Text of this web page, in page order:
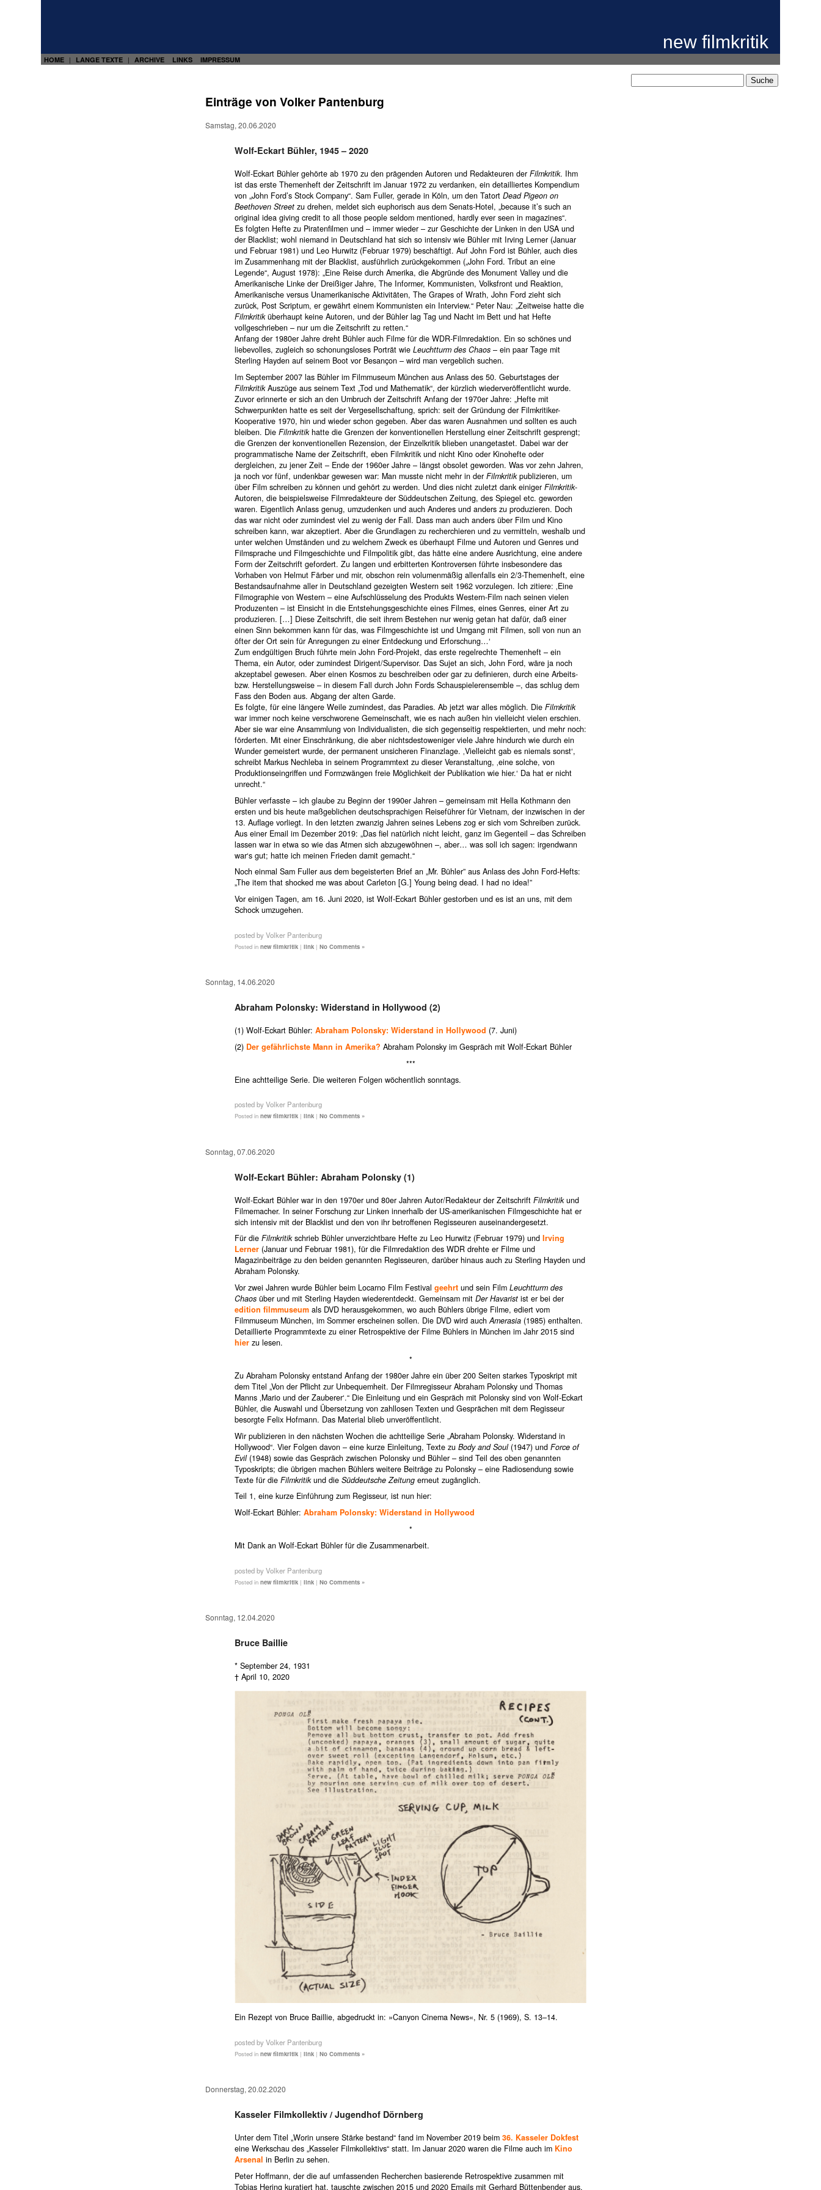
new filmkritik
HOME | LANGE TEXTE | ARCHIVE LINKS IMPRESSUM
Einträge von Volker Pantenburg
Samstag, 20.06.2020
Wolf-Eckart Bühler, 1945 – 2020
Wolf-Eckart Bühler gehörte ab 1970 zu den prägenden Autoren und Redakteuren der Filmkritik. Ihm
ist das erste Themenheft der Zeitschrift im Januar 1972 zu verdanken, ein detailliertes Kompendium
von „John Ford’s Stock Company“. Sam Fuller, gerade in Köln, um den Tatort Dead Pigeon on
Beethoven Street zu drehen, meldet sich euphorisch aus dem Senats-Hotel, „because it’s such an
original idea giving credit to all those people seldom mentioned, hardly ever seen in magazines“.
Es folgten Hefte zu Piratenfilmen und – immer wieder – zur Geschichte der Linken in den USA und
der Blacklist; wohl niemand in Deutschland hat sich so intensiv wie Bühler mit Irving Lerner (Januar
und Februar 1981) und Leo Hurwitz (Februar 1979) beschäftigt. Auf John Ford ist Bühler, auch dies
im Zusammenhang mit der Blacklist, ausführlich zurückgekommen („John Ford. Tribut an eine
Legende“, August 1978): „Eine Reise durch Amerika, die Abgründe des Monument Valley und die
Amerikanische Linke der Dreißiger Jahre, The Informer, Kommunisten, Volksfront und Reaktion,
Amerikanische versus Unamerikanische Aktivitäten, The Grapes of Wrath, John Ford zieht sich
zurück, Post Scriptum, er gewährt einem Kommunisten ein Interview.“ Peter Nau: „Zeitweise hatte die
Filmkritiküberhaupt keine Autoren, und der Bühler lag Tag und Nacht im Bett und hat Hefte
vollgeschrieben – nur um die Zeitschrift zu retten.“
Anfang der 1980er Jahre dreht Bühler auch Filme für die WDR-Filmredaktion. Ein so schönes und
liebevolles, zugleich so schonungsloses Porträt wie Leuchtturm des Chaos – ein paar Tage mit
Sterling Hayden auf seinem Boot vor Besançon – wird man vergeblich suchen.
Im September 2007 las Bühler im Filmmuseum München aus Anlass des 50. Geburtstages der
FilmkritikAuszüge aus seinem Text „Tod und Mathematik“, der kürzlich wiederveröffentlicht wurde.
Zuvor erinnerte er sich an den Umbruch der Zeitschrift Anfang der 1970er Jahre: „Hefte mit
Schwerpunkten hatte es seit der Vergesellschaftung, sprich: seit der Gründung der Filmkritiker-
Kooperative 1970, hin und wieder schon gegeben. Aber das waren Ausnahmen und sollten es auch
bleiben. Die Filmkritikhatte die Grenzen der konventionellen Herstellung einer Zeitschrift gesprengt;
die Grenzen der konventionellen Rezension, der Einzelkritik blieben unangetastet. Dabei war der
programmatische Name der Zeitschrift, eben Filmkritik und nicht Kino oder Kinohefte oder
dergleichen, zu jener Zeit – Ende der 1960er Jahre – längst obsolet geworden. Was vor zehn Jahren,
ja noch vor fünf, undenkbar gewesen war: Man musste nicht mehr in der Filmkritikpublizieren, um
über Film schreiben zu können und gehört zu werden. Und dies nicht zuletzt dank einiger Filmkritik-
Autoren, die beispielsweise Filmredakteure der Süddeutschen Zeitung, des Spiegel etc. geworden
waren. Eigentlich Anlass genug, umzudenken und auch Anderes und anders zu produzieren. Doch
das war nicht oder zumindest viel zu wenig der Fall. Dass man auch anders über Film und Kino
schreiben kann, war akzeptiert. Aber die Grundlagen zu recherchieren und zu vermitteln, weshalb und
unter welchen Umständen und zu welchem Zweck es überhaupt Filme und Autoren und Genres und
Filmsprache und Filmgeschichte und Filmpolitik gibt, das hätte eine andere Ausrichtung, eine andere
Form der Zeitschrift gefordert. Zu langen und erbitterten Kontroversen führte insbesondere das
Vorhaben von Helmut Färber und mir, obschon rein volumenmäßig allenfalls ein 2/3-Themenheft, eine
Bestandsaufnahme aller in Deutschland gezeigten Western seit 1962 vorzulegen. Ich zitiere: ‚Eine
Filmographie von Western – eine Aufschlüsselung des Produkts Western-Film nach seinen vielen
Produzenten – ist Einsicht in die Entstehungsgeschichte eines Filmes, eines Genres, einer Art zu
produzieren. […] Diese Zeitschrift, die seit ihrem Bestehen nur wenig getan hat dafür, daß einer
einen Sinn bekommen kann für das, was Filmgeschichte ist und Umgang mit Filmen, soll von nun an
öfter der Ort sein für Anregungen zu einer Entdeckung und Erforschung…‘
Zum endgültigen Bruch führte mein John Ford-Projekt, das erste regelrechte Themenheft – ein
Thema, ein Autor, oder zumindest Dirigent/Supervisor. Das Sujet an sich, John Ford, wäre ja noch
akzeptabel gewesen. Aber einen Kosmos zu beschreiben oder gar zu definieren, durch eine Arbeits-
bzw. Herstellungsweise – in diesem Fall durch John Fords Schauspielerensemble –, das schlug dem
Fass den Boden aus. Abgang der alten Garde.
Es folgte, für eine längere Weile zumindest, das Paradies. Ab jetzt war alles möglich. Die Filmkritik
war immer noch keine verschworene Gemeinschaft, wie es nach außen hin vielleicht vielen erschien.
Aber sie war eine Ansammlung von Individualisten, die sich gegenseitig respektierten, und mehr noch:
förderten. Mit einer Einschränkung, die aber nichtsdestoweniger viele Jahre hindurch wie durch ein
Wunder gemeistert wurde, der permanent unsicheren Finanzlage. ‚Vielleicht gab es niemals sonst‘,
schreibt Markus Nechleba in seinem Programmtext zu dieser Veranstaltung, ‚eine solche, von
Produktionseingriffen und Formzwängen freie Möglichkeit der Publikation wie hier.‘ Da hat er nicht
unrecht.“
Bühler verfasste – ich glaube zu Beginn der 1990er Jahren – gemeinsam mit Hella Kothmann den
ersten und bis heute maßgeblichen deutschsprachigen Reiseführer für Vietnam, der inzwischen in der
13. Auflage vorliegt. In den letzten zwanzig Jahren seines Lebens zog er sich vom Schreiben zurück.
Aus einer Email im Dezember 2019: „Das fiel natürlich nicht leicht, ganz im Gegenteil – das Schreiben
lassen war in etwa so wie das Atmen sich abzugewöhnen –, aber… was soll ich sagen: irgendwann
war‘s gut; hatte ich meinen Frieden damit gemacht.“
Noch einmal Sam Fuller aus dem begeisterten Brief an „Mr. Bühler” aus Anlass des John Ford-Hefts:
„The item that shocked me was about Carleton [G.] Young being dead. I had no idea!”
Vor einigen Tagen, am 16. Juni 2020, ist Wolf-Eckart Bühler gestorben und es ist an uns, mit dem
Schock umzugehen.
posted by Volker Pantenburg
Posted in new filmkritik | link | No Comments »
Sonntag, 14.06.2020
Abraham Polonsky: Widerstand in Hollywood (2)
(1) Wolf-Eckart Bühler: Abraham Polonsky: Widerstand in Hollywood (7. Juni)
(2) Der gefährlichste Mann in Amerika? Abraham Polonsky im Gespräch mit Wolf-Eckart Bühler
***
Eine achtteilige Serie. Die weiteren Folgen wöchentlich sonntags.
posted by Volker Pantenburg
Posted in new filmkritik | link | No Comments »
Sonntag, 07.06.2020
Wolf-Eckart Bühler: Abraham Polonsky (1)
Wolf-Eckart Bühler war in den 1970er und 80er Jahren Autor/Redakteur der Zeitschrift Filmkritikund
Filmemacher. In seiner Forschung zur Linken innerhalb der US-amerikanischen Filmgeschichte hat er
sich intensiv mit der Blacklist und den von ihr betroffenen Regisseuren auseinandergesetzt.
Für die Filmkritikschrieb Bühler unverzichtbare Hefte zu Leo Hurwitz (Februar 1979) und Irving
Lerner (Januar und Februar 1981), für die Filmredaktion des WDR drehte er Filme und
Magazinbeiträge zu den beiden genannten Regisseuren, darüber hinaus auch zu Sterling Hayden und
Abraham Polonsky.
Vor zwei Jahren wurde Bühler beim Locarno Film Festival geehrt und sein Film Leuchtturm des
Chaos über und mit Sterling Hayden wiederentdeckt. Gemeinsam mit Der Havarist ist er bei der
edition filmmuseum als DVD herausgekommen, wo auch Bühlers übrige Filme, ediert vom
Filmmuseum München, im Sommer erscheinen sollen. Die DVD wird auchAmerasia (1985) enthalten.
Detaillierte Programmtexte zu einer Retrospektive der Filme Bühlers in München im Jahr 2015 sind
hier zu lesen.
*
Zu Abraham Polonsky entstand Anfang der 1980er Jahre ein über 200 Seiten starkes Typoskript mit
dem Titel „Von der Pflicht zur Unbequemheit. Der Filmregisseur Abraham Polonsky und Thomas
Manns ‚Mario und der Zauberer‘.“ Die Einleitung und ein Gespräch mit Polonsky sind von Wolf-Eckart
Bühler, die Auswahl und Übersetzung von zahllosen Texten und Gesprächen mit dem Regisseur
besorgte Felix Hofmann. Das Material blieb unveröffentlicht.
Wir publizieren in den nächsten Wochen die achtteilige Serie „Abraham Polonsky. Widerstand in
Hollywood“. Vier Folgen davon – eine kurze Einleitung, Texte zu Body and Soul(1947) und Force of
Evil(1948) sowie das Gespräch zwischen Polonsky und Bühler – sind Teil des oben genannten
Typoskripts; die übrigen machen Bühlers weitere Beiträge zu Polonsky – eine Radiosendung sowie
Texte für die Filmkritikund die Süddeutsche Zeitung erneut zugänglich.
Teil 1, eine kurze Einführung zum Regisseur, ist nun hier:
Wolf-Eckart Bühler: Abraham Polonsky: Widerstand in Hollywood
*
Mit Dank an Wolf-Eckart Bühler für die Zusammenarbeit.
posted by Volker Pantenburg
Posted in new filmkritik | link | No Comments »
Sonntag, 12.04.2020
Bruce Baillie
* September 24, 1931
† April 10, 2020
Ein Rezept von Bruce Baillie, abgedruckt in: »Canyon Cinema News«, Nr. 5 (1969), S. 13–14.
posted by Volker Pantenburg
Posted in new filmkritik | link | No Comments »
Donnerstag, 20.02.2020
Kasseler Filmkollektiv / Jugendhof Dörnberg
Unter dem Titel „Worin unsere Stärke bestand“ fand im November 2019 beim 36. Kasseler Dokfest
eine Werkschau des „Kasseler Filmkollektivs“ statt. Im Januar 2020 waren die Filme auch im Kino
Arsenal in Berlin zu sehen.
Peter Hoffmann, der die auf umfassenden Recherchen basierende Retrospektive zusammen mit
Tobias Hering kuratiert hat, tauschte zwischen 2015 und 2020 Emails mit Gerhard Büttenbender aus,